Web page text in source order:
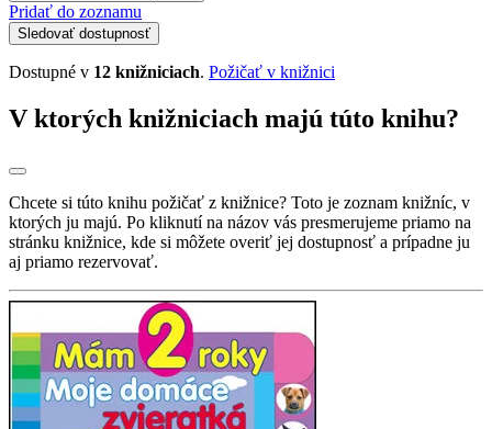
Pridať do zoznamu
Sledovať dostupnosť
Dostupné v 12 knižniciach. Požičať v knižnici
V ktorých knižniciach majú túto knihu?
Chcete si túto knihu požičať z knižnice? Toto je zoznam knižníc, v
ktorých ju majú. Po kliknutí na názov vás presmerujeme priamo na
stránku knižnice, kde si môžete overiť jej dostupnosť a prípadne ju
aj priamo rezervovať.